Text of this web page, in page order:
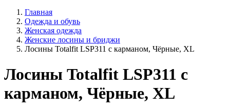
Главная
Одежда и обувь
Женская одежда
Женские лосины и бриджи
Лосины Totalfit LSP311 с карманом, Чёрные, XL
Лосины Totalfit LSP311 с
карманом, Чёрные, XL